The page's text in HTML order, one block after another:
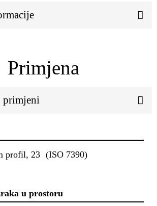
Primjena
primjeni
profil, 23 (ISO 7390)
u prostoru